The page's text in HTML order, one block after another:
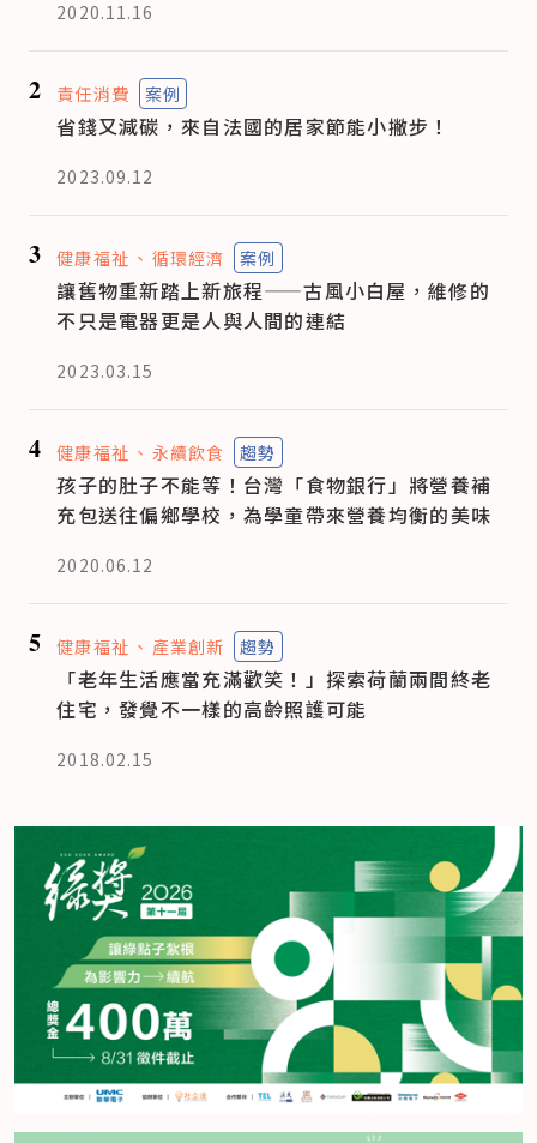
2020.11.16
2 責任消費 案例
省錢又減碳，來自法國的居家節能小撇步！
2023.09.12
3 健康福祉 循環經濟 案例
讓舊物重新踏上新旅程——古風小白屋，維修的
不只是電器更是人與人間的連結
2023.03.15
4 健康福祉 永續飲食 趨勢
孩子的肚子不能等！台灣「食物銀行」將營養補
充包送往偏鄉學校，為學童帶來營養均衡的美味
2020.06.12
5 健康福祉 產業創新 趨勢
「老年生活應當充滿歡笑！」探索荷蘭兩間終老
住宅，發覺不一樣的高齡照護可能
2018.02.15